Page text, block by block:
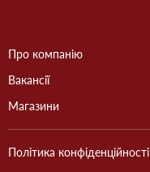
Про компанію
Вакансії
Магазини
Політика конфіденційності